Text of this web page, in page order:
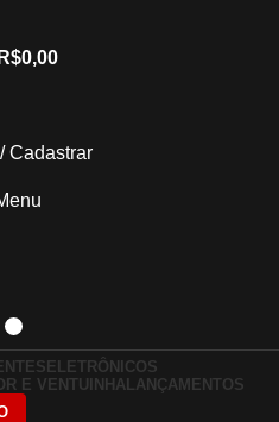
R$0,00
Cadastrar
ELETRÔNICOS
E VENTUINHA LANÇAMENTOS